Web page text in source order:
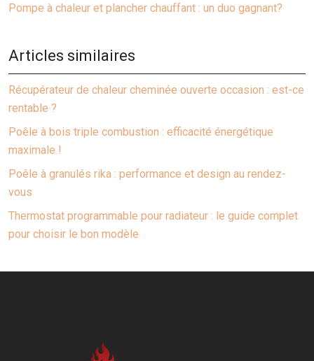
Pompe à chaleur et plancher chauffant : un duo gagnant?
Articles similaires
Récupérateur de chaleur cheminée ouverte occasion : est-ce
rentable ?
Poêle à bois triple combustion : efficacité énergétique
maximale !
Poêle à granulés rika : performance et design au rendez-
vous
Thermostat programmable pour radiateur : le guide complet
pour choisir le bon modèle